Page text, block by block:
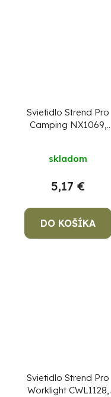
Svietidlo Strend Pro
Camping NX1069,
Sellbox 6 ksCENA ZA
!
skladom
5,17 €
DO KOŠÍKA
Svietidlo Strend Pro
Worklight CWL1128,